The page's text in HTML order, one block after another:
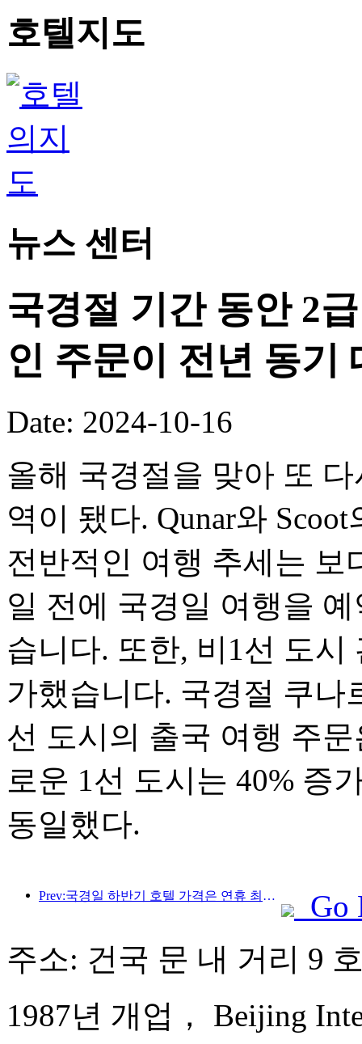
호텔지도
뉴스 센터
국경절 기간 동안 2
인 주문이 전년 동기
Date: 2024-10-16
올해 국경절을 맞아 또
역이 됐다. Qunar와
전반적인 여행 추세는 보
일 전에 국경일 여행을
습니다. 또한, 비1선 도
가했습니다. 국경절 쿠나
선 도시의 출국 여행 주
로운 1선 도시는 40% 증
동일했다.
Prev:국경일 하반기 호텔 가격은 연휴 최저 수준
Go
주소: 건국 문 내 거리 9
1987년 개업， Beijing